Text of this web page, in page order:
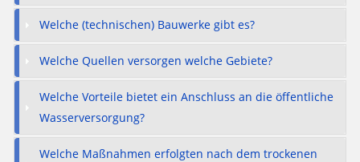
Welche (technischen) Bauwerke gibt es?
Welche Quellen versorgen welche Gebiete?
Welche Vorteile bietet ein Anschluss an die öffentliche
Wasserversorgung?
Welche Maßnahmen erfolgten nach dem trockenen